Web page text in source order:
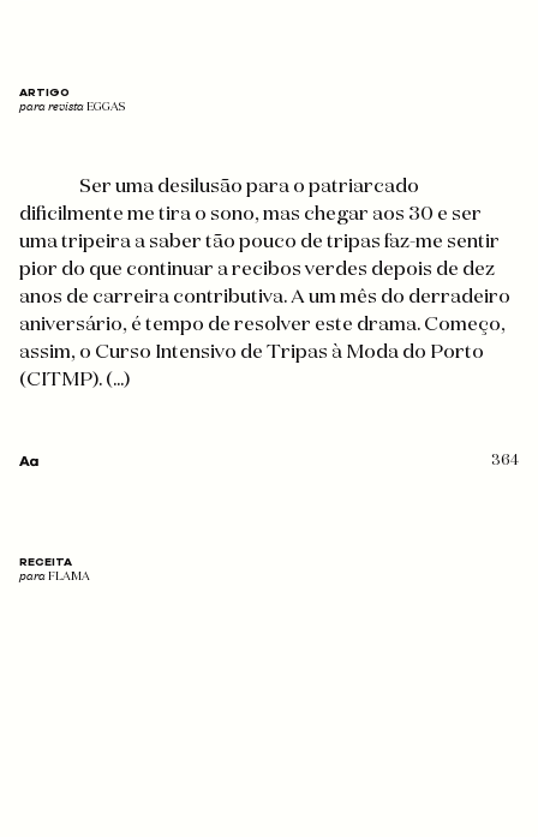
ARTIGO
para revista EGGAS
Ser uma desilusão para o patriarcado
dificilmente me tira o sono, mas chegar aos 30 e ser
uma tripeira a saber tão pouco de tripas faz-me sentir
pior do que continuar a recibos verdes depois de dez
anos de carreira contributiva. A um mês do derradeiro
aniversário, é tempo de resolver este drama. Começo,
assim, o Curso Intensivo de Tripas à Moda do Porto
(CITMP). (...)
364
RECEITA
para FLAMA